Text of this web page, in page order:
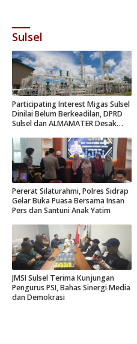
Sulsel
Participating Interest Migas Sulsel
Dinilai Belum Berkeadilan, DPRD
Sulsel dan ALMAMATER Desak
Pererat Silaturahmi, Polres Sidrap
Gelar Buka Puasa Bersama Insan
Pers dan Santuni Anak Yatim
JMSI Sulsel Terima Kunjungan
Pengurus PSI, Bahas Sinergi Media
dan Demokrasi